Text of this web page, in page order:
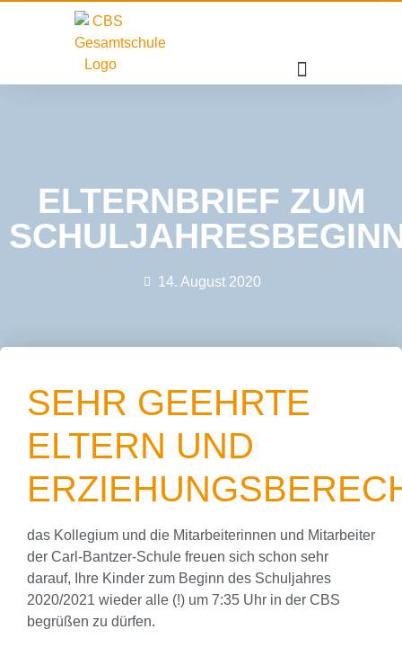
ELTERNBRIEF ZUM
14. August 2020
SEHR GEEHRTE
ELTERN UND
das Kollegium und die Mitarbeiterinnen und Mitarbeiter
der Carl-Bantzer-Schule freuen sich schon sehr
darauf, Ihre Kinder zum Beginn des Schuljahres
2020/2021 wieder alle (!) um 7:35 Uhr in der CBS
begrüßen zu dürfen.